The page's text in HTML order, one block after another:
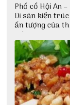
Phố cổ Hội An –
Di sản kiến trúc
ấn tượng của
giới